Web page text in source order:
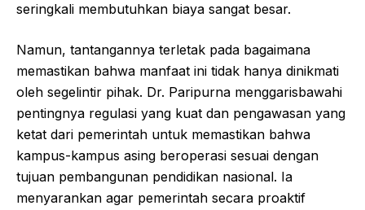
seringkali membutuhkan biaya sangat besar.
Namun, tantangannya terletak pada bagaimana
memastikan bahwa manfaat ini tidak hanya dinikmati
oleh segelintir pihak. Dr. Paripurna menggarisbawahi
pentingnya regulasi yang kuat dan pengawasan yang
ketat dari pemerintah untuk memastikan bahwa
kampus-kampus asing beroperasi sesuai dengan
tujuan pembangunan pendidikan nasional. Ia
menyarankan agar pemerintah secara proaktif